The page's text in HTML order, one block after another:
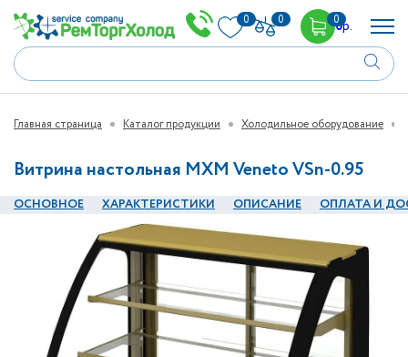
0 0 00р.
Главная страница Каталог продукции Холодильное оборудование
Витрина настольная МХМ Veneto VSn-0.95
ОСНОВНОЕ ХАРАКТЕРИСТИКИ ОПИСАНИЕ ОПЛАТА И